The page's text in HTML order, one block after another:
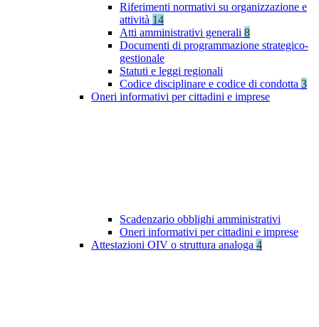
Riferimenti normativi su organizzazione e
attività 14
Atti amministrativi generali 8
Documenti di programmazione strategico-
gestionale
Statuti e leggi regionali
Codice disciplinare e codice di condotta 3
Oneri informativi per cittadini e imprese
Scadenzario obblighi amministrativi
Oneri informativi per cittadini e imprese
Attestazioni OIV o struttura analoga 4